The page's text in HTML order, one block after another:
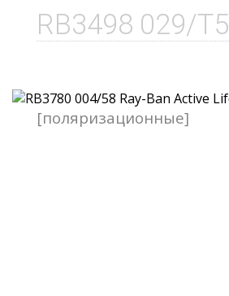
RB3498 029/T5
[поляризационные]